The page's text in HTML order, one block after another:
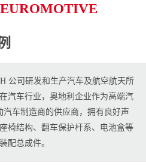
公司研发和生产汽车及航空航天所
汽车行业，奥地利企业作为高端汽
车制造商的供应商，拥有良好声
椅结构、翻车保护杆系、电池盒等
配总成件。